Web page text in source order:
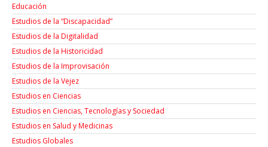
Educación
Estudios de la “Discapacidad”
Estudios de la Digitalidad
Estudios de la Historicidad
Estudios de la Improvisación
Estudios de la Vejez
Estudios en Ciencias
Estudios en Ciencias, Tecnologías y Sociedad
Estudios en Salud y Medicinas
Estudios Globales